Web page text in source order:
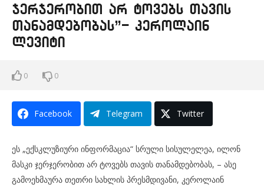
ჯერჯერობით არ ტოვებს თავის
თანამდებობას”- კეროლაინ
ლევიტი
0 0
Facebook Telegram Twitter
ეს „ექსკლუზიური ინფორმაცია“ სრული სისულელეა, ილონ
მასკი ჯერჯერობით არ ტოვებს თავის თანამდებობას, – ასე
გამოეხმაურა თეთრი სახლის პრესმდივანი, კეროლაინ